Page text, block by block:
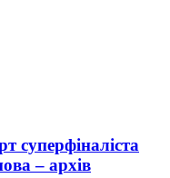
суперфіналіста
– архів